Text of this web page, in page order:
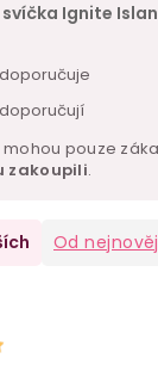
Ignite
pouze
zakoupili.
Od